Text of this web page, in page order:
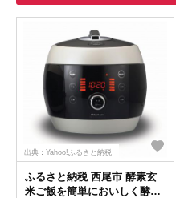
出典：Yahoo!ふるさと納税
ふるさと納税 西尾市 酵素玄
米ご飯を簡単においしく酵素